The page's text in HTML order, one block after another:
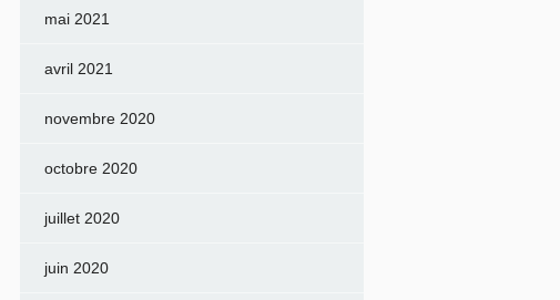
mai 2021
avril 2021
novembre 2020
octobre 2020
juillet 2020
juin 2020